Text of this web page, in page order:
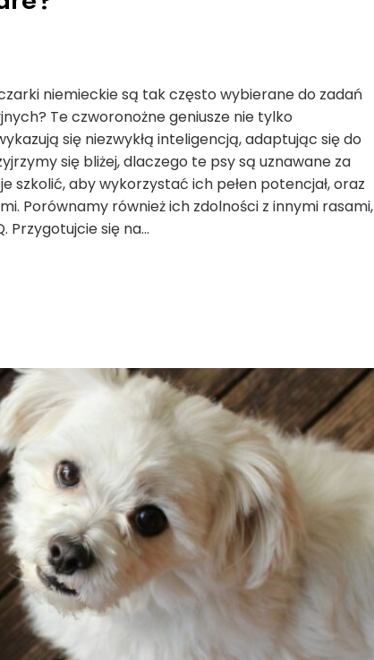
niemieckie są tak często wybierane do zadań
Te czworonożne geniusze nie tylko
się niezwykłą inteligencją, adaptując się do
się bliżej, dlaczego te psy są uznawane za
szkolić, aby wykorzystać ich pełen potencjał, oraz
Porównamy również ich zdolności z innymi rasami,
Przygotujcie się na…